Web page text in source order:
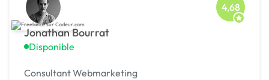
Jonathan Bourrat
Disponible
4,68
Consultant Webmarketing